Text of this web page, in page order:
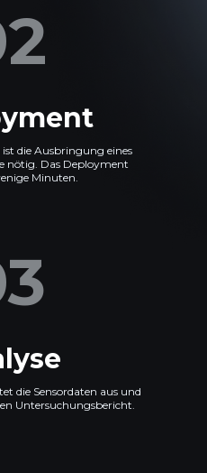
die Ausbringung eines
nötig. Das Deployment
Minuten.
die Sensordaten aus und
Untersuchungsbericht.